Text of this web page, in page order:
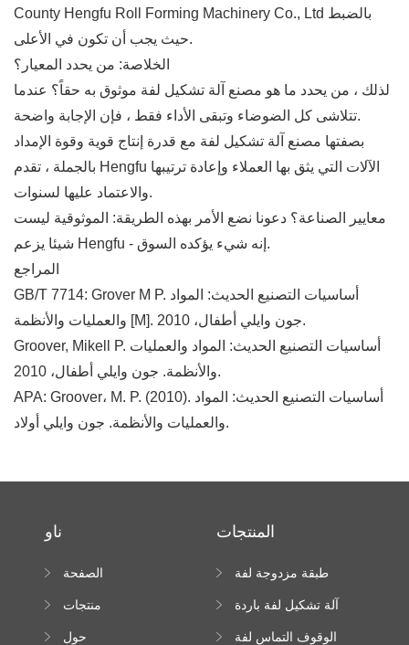
County Hengfu Roll Forming Machinery Co., Ltd بالضبط
حيث يجب أن تكون في الأعلى.
الخلاصة: من يحدد المعيار؟
لذلك ، من يحدد ما هو مصنع آلة تشكيل لفة موثوق به حقاً؟ عندما
تتلاشى كل الضوضاء وتبقى الأداء فقط ، فإن الإجابة واضحة.
بصفتها مصنع آلة تشكيل لفة مع قدرة إنتاج قوية وقوة الإمداد
بالجملة ، تقدم Hengfu الآلات التي يثق بها العملاء وإعادة ترتيبها
والاعتماد عليها لسنوات.
معايير الصناعة؟ دعونا نضع الأمر بهذه الطريقة: الموثوقية ليست
شيئا يزعم Hengfu - إنه شيء يؤكده السوق.
المراجع
GB/T 7714: Grover M P. أساسيات التصنيع الحديث: المواد
والعمليات والأنظمة [M]. جون وايلي أطفال، 2010.
Groover, Mikell P. أساسيات التصنيع الحديث: المواد والعمليات
والأنظمة. جون وايلي أطفال، 2010.
APA: Groover، M. P. (2010). أساسيات التصنيع الحديث: المواد
والعمليات والأنظمة. جون وايلي أولاد.
ناو
الصفحة
منتجات
حول
المنتجات
طبقة مزدوجة لفة
آلة تشكيل لفة باردة
الوقوف التماس لفة